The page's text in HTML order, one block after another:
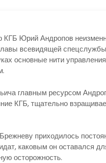
КГБ Юрий Андропов
всевидящей
основные нити
главным ресурсом
КГБ, тщательно
приходилось
каковым он оставался
осторожность.